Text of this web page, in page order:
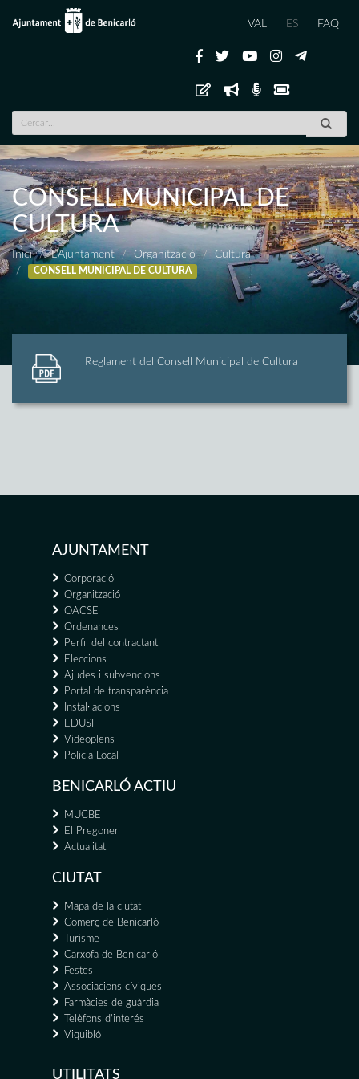
VAL ES FAQ
CONSELL MUNICIPAL DE
CULTURA
Inici L'Ajuntament Organització Cultura
CONSELL MUNICIPAL DE CULTURA
Reglament del Consell Municipal de Cultura
AJUNTAMENT
Corporació
Organització
OACSE
Ordenances
Perfil del contractant
Eleccions
Ajudes i subvencions
Portal de transparència
Instal·lacions
EDUSI
Videoplens
Policia Local
BENICARLÓ ACTIU
MUCBE
El Pregoner
Actualitat
CIUTAT
Mapa de la ciutat
Comerç de Benicarló
Turisme
Carxofa de Benicarló
Festes
Associacions cíviques
Farmàcies de guàrdia
Telèfons d'interés
Viquibló
UTILITATS